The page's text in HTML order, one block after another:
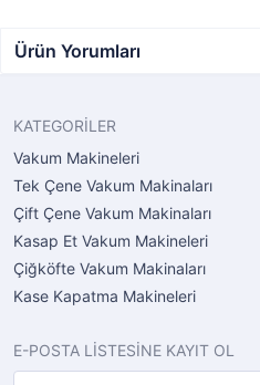
Ürün Yorumları
KATEGORİLER
Vakum Makineleri
Tek Çene Vakum Makinaları
Çift Çene Vakum Makinaları
Kasap Et Vakum Makineleri
Çiğköfte Vakum Makinaları
Kase Kapatma Makineleri
E-POSTA LİSTESİNE KAYIT OL